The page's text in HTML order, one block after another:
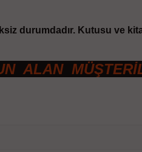
durumdadır. Kutusu ve
ALAN